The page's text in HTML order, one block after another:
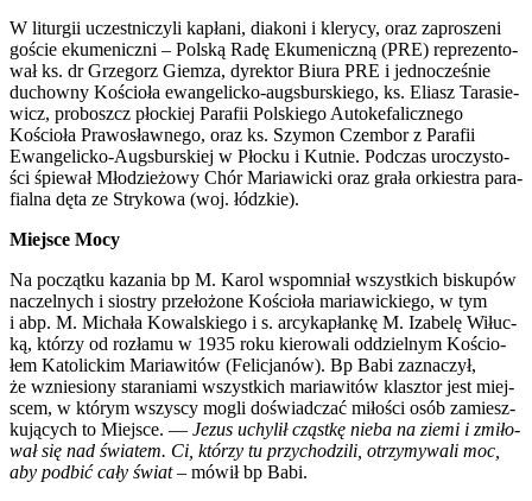
W litur­gii uczest­ni­czy­li kapła­ni, dia­ko­ni i kle­ry­cy, oraz zapro­sze­ni
goście eku­me­nicz­ni – Pol­ską Radę Eku­me­nicz­ną (PRE) repre­zen­to­
wał ks. dr Grze­gorz Giem­za, dyrek­tor Biu­ra PRE i jed­no­cze­śnie
duchow­ny Kościo­ła ewan­ge­lic­ko-augs­bur­skie­go, ks. Eliasz Tara­sie­
wicz, pro­boszcz płoc­kiej Para­fii Pol­skie­go Auto­ke­fa­licz­ne­go
Kościo­ła Pra­wo­sław­ne­go, oraz ks. Szy­mon Czem­bor z Para­fii
Ewan­ge­lic­ko-Augs­bur­skiej w Płoc­ku i Kut­nie. Pod­czas uro­czy­sto­
ści śpie­wał Mło­dzie­żo­wy Chór Maria­wic­ki oraz gra­ła orkie­stra para­
fial­na dęta ze Stry­ko­wa (woj. łódz­kie).
Miej­sce Mocy
Na począt­ku kaza­nia bp M. Karol wspo­mniał wszyst­kich bisku­pów
naczel­nych i sio­stry prze­ło­żo­ne Kościo­ła maria­wic­kie­go, w tym
i abp. M. Micha­ła Kowal­skie­go i s. arcy­ka­płan­kę M. Iza­be­lę Wiłuc­
ką, któ­rzy od roz­ła­mu w 1935 roku kie­ro­wa­li oddziel­nym Kościo­
łem Kato­lic­kim Maria­wi­tów (Feli­cja­nów). Bp Babi zazna­czył,
że wznie­sio­ny sta­ra­nia­mi wszyst­kich maria­wi­tów klasz­tor jest miej­
scem, w któ­rym wszy­scy mogli doświad­czać miło­ści osób zamiesz­
ku­ją­cych to Miej­sce. — Jezus uchy­lił cząst­kę nie­ba na zie­mi i zmi­ło­
wał się nad świa­tem. Ci, któ­rzy tu przy­cho­dzi­li, otrzy­my­wa­li moc,
aby pod­bić cały świat– mówił bp Babi.